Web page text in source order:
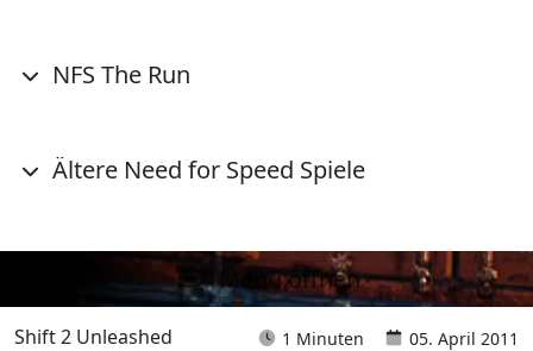
NFS The Run
Ältere Need for Speed Spiele
Menü öffnen
Shift 2 Unleashed 1 Minuten
05. April 2011